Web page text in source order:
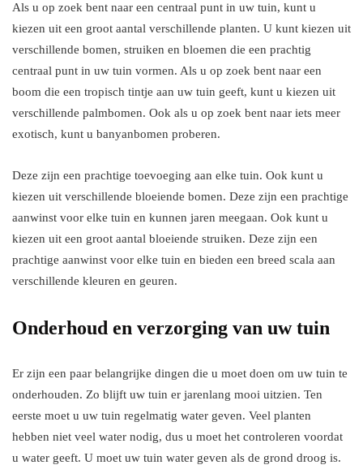
Als u op zoek bent naar een centraal punt in uw tuin, kunt u
kiezen uit een groot aantal verschillende planten. U kunt kiezen uit
verschillende bomen, struiken en bloemen die een prachtig
centraal punt in uw tuin vormen. Als u op zoek bent naar een
boom die een tropisch tintje aan uw tuin geeft, kunt u kiezen uit
verschillende palmbomen. Ook als u op zoek bent naar iets meer
exotisch, kunt u banyanbomen proberen.
Deze zijn een prachtige toevoeging aan elke tuin. Ook kunt u
kiezen uit verschillende bloeiende bomen. Deze zijn een prachtige
aanwinst voor elke tuin en kunnen jaren meegaan. Ook kunt u
kiezen uit een groot aantal bloeiende struiken. Deze zijn een
prachtige aanwinst voor elke tuin en bieden een breed scala aan
verschillende kleuren en geuren.
Onderhoud en verzorging van uw tuin
Er zijn een paar belangrijke dingen die u moet doen om uw tuin te
onderhouden. Zo blijft uw tuin er jarenlang mooi uitzien. Ten
eerste moet u uw tuin regelmatig water geven. Veel planten
hebben niet veel water nodig, dus u moet het controleren voordat
u water geeft. U moet uw tuin water geven als de grond droog is.